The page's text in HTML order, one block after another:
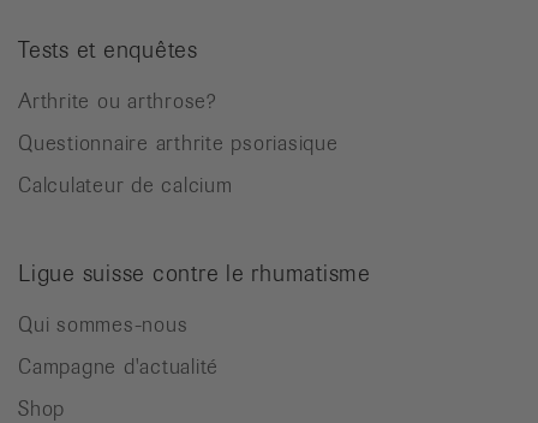
Tests et enquêtes
Arthrite ou arthrose?
Questionnaire arthrite psoriasique
Calculateur de calcium
Ligue suisse contre le rhumatisme
Qui sommes-nous
Campagne d'actualité
Shop